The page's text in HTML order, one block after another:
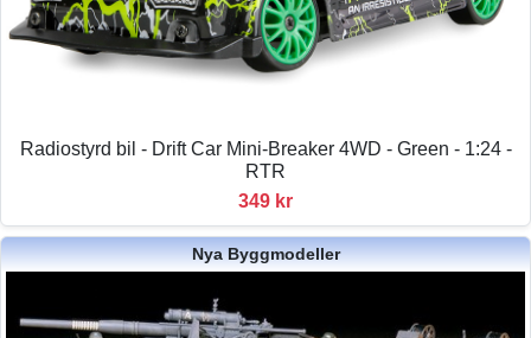
Radiostyrd bil - Drift Car Mini-Breaker 4WD - Green - 1:24 -
RTR
349 kr
Nya Byggmodeller